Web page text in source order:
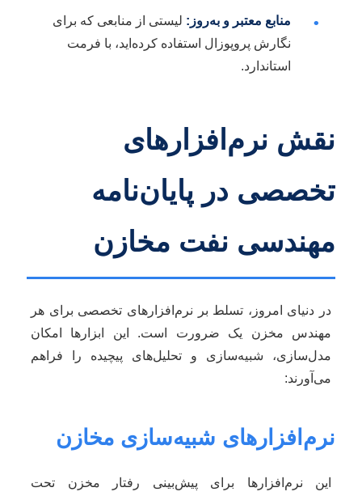
• منابع معتبر و به‌روز: لیستی از منابعی که برای
نگارش پروپوزال استفاده کرده‌اید، با فرمت
استاندارد.
نقش نرم‌افزارهای
تخصصی در پایان‌نامه
مهندسی نفت مخازن
در دنیای امروز، تسلط بر نرم‌افزارهای تخصصی برای هر
مهندس مخزن یک ضرورت است. این ابزارها امکان
مدل‌سازی، شبیه‌سازی و تحلیل‌های پیچیده را فراهم
می‌آورند:
نرم‌افزارهای شبیه‌سازی مخازن
این نرم‌افزارها برای پیش‌بینی رفتار مخزن تحت